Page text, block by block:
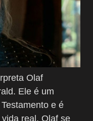
Olaf
Ele é um
e é
real, Olaf se